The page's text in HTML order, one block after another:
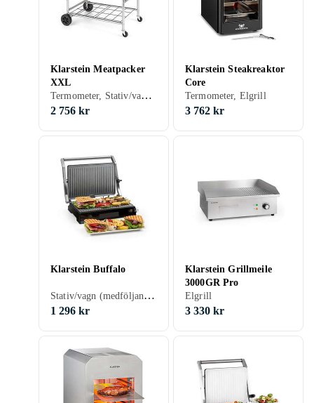
Klarstein Meatpacker
XXL
Termometer, Stativ/vagn (medföljande/inbyggd), För rökning, Kolgrill
2 756 kr
Klarstein Steakreaktor
Core
Termometer, Elgrill
3 762 kr
Klarstein Buffalo
Stativ/vagn (medföljande/inbyggd), Bordsgrill, Elgrill
1 296 kr
Klarstein Grillmeile
3000GR Pro
Elgrill
3 330 kr